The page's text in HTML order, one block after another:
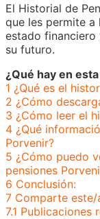
El Historial de
que les permite
estado financiero
su futuro.
¿Qué hay en
1 ¿Qué es el
2 ¿Cómo
3 ¿Cómo leer el
4 ¿Qué
Porvenir?
5 ¿Cómo puedo
pensiones
6 Conclusión:
7 Comparte este/
7.1 Publicaciones